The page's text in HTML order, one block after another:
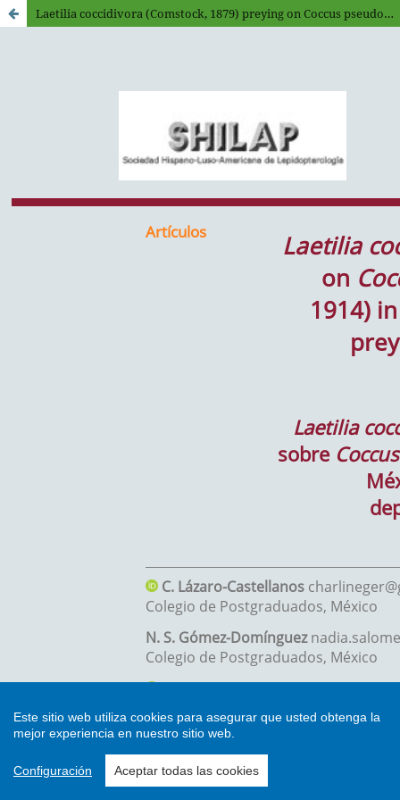
Laetilia coccidivora (Comstock, 1879) preying on Coccus pseudomagnoliarum (Kuwana, 1914) in Mexico, first record of Association prey-predator host plant (Lepidoptera: Pyraloidea)
Este sitio web utiliza cookies para asegurar que usted obtenga la
mejor experiencia en nuestro sitio web.
Configuración Aceptar todas las cookies